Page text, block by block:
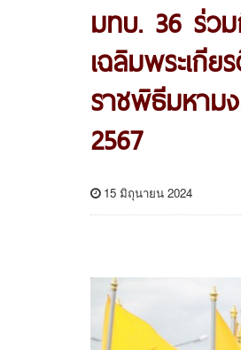
มทบ. 36 ร่ว
เฉลิมพระเกีย
ราชพิธีมหาม
2567
15 มิถุนายน 2024